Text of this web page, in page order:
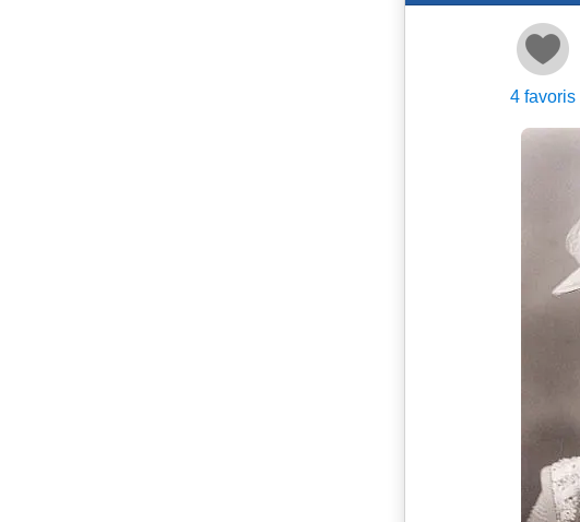
4 favoris